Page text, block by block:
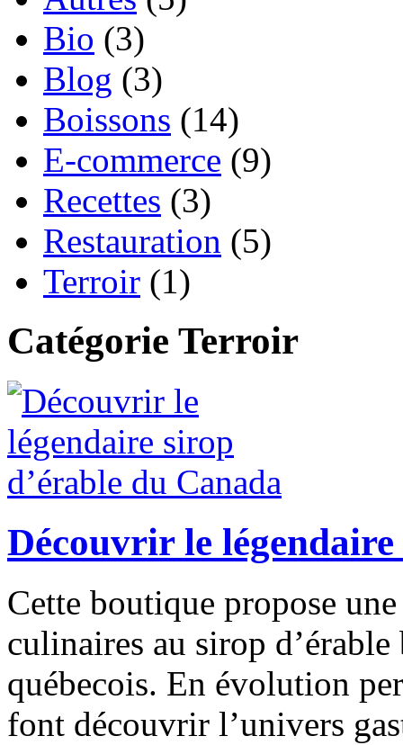
Bio (3)
Blog (3)
Boissons (14)
E-commerce (9)
Recettes (3)
Restauration (5)
Terroir (1)
Catégorie Terroir
Découvrir le
Cette boutique propose
culinaires au sirop
québecois. En évolution
font découvrir l’univers